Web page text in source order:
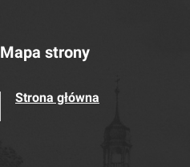
Mapa strony
Strona główna